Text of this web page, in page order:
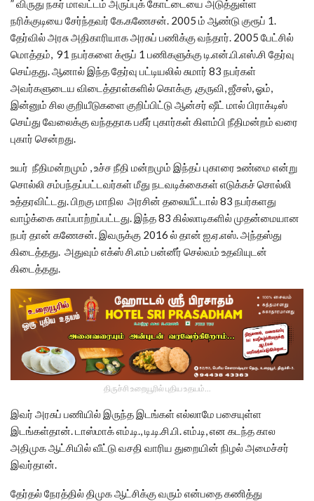
” விருது நகர் மாவட்டம் அருப்புக் கோட்டையை அடுத்துள்ள
நரிக்குடியை சேர்ந்தவர் கே.கணேசன். 2005 ம் ஆண்டு குரூப் 1.
தேர்வில் அரசு அதிகாரியாக அரசுப் பணிக்கு வந்தார். 2005 பேட்சில்
மொத்தம், 91 நபர்களை க்ரூப் 1 பணிகளுக்கு டி.என்.பி.எஸ்.சி தேர்வு
செய்தது. ஆனால் இந்த தேர்வு பட்டியலில் சுமார் 83 நபர்கள்
அவர்களுடைய விடைத்தாள்களில் கொக்கு ,குருவி, ஜீசஸ், ஓம்,
இன்னும் சில குறியீடுகளை குறிப்பிட்டு ஆன்சர் ஷீட் மால் பிராக்டிஸ்
செய்து வேலைக்கு வந்ததாக பகீர் புகார்கள் கிளம்பி நீதிமன்றம் வரை
புகார் சென்றது.
உயர் நீதிமன்றமும் , உச்ச நீதி மன்றமும் இந்தப் புகாரை உண்மை என்று
சொல்லி சம்பந்தப்பட்டவர்கள் மீது நடவடிக்கைகள் எடுக்கச் சொல்லி
உத்தரவிட்டது. பிறகு மாநில அரசின் தலையீட்டால் 83 நபர்களது
வாழ்க்கை காப்பாற்றப்பட்டது. இந்த 83 கில்லாடிகளில் முதன்மையான
நபர் தான் கணேசன். இவருக்கு 2016 ல் தான் ஐ.ஏ.எஸ். அந்தஸ்து
கிடைத்தது. அதுவும் எக்ஸ் சி.எம் பன்னீர் செல்வம் உதவியுடன்
கிடைத்தது.
திருச்சி உறையூரில் புதிய உதயம்...
இவர் அரசுப் பணியில் இருந்த இடங்கள் எல்லாமே பசையுள்ள
இடங்கள்தான். டாஸ்மாக் எம்.டி., டி.டி.சி.பி. எம்.டி, என கடந்த கால
அதிமுக ஆட்சியில் வீட்டு வசதி வாரிய துறையின் நிழல் அமைச்சர்
இவர்தான்.
தேர்தல் நேரத்தில் திமுக ஆட்சிக்கு வரும் என்பதை கணித்து